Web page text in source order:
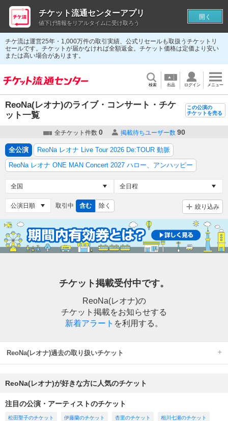
チケ流は運営25年・1,000万件の取引実績、公式リセールも取扱うチケットリ
セールです。チケットが届かなければ全額返金。チケット価格は定価より安い
または高い場合があります。
検索 出品 ログイン メニュー
ReoNa(レオナ)のライブ・コンサート・チケ
ット一覧
この公演の
チケットを売る
全チケット件数 0 掲載待ちユーザー数 90
全公演
ReoNa レオナ Live Tour 2026 De:TOUR 動脈
ReoNa レオナ ONE MAN Concert 2027 ハロー、アンハッピー
取引中 含む 除く 絞り込み
チケット掲載受付中です。
ReoNa(レオナ)の
チケット掲載をお知らせする
新着アラート を利用する。
ReoNa(レオナ)過去の取り扱いチケット
ReoNa(レオナ)が好きな方に人気のチケット
注目の公演・アーティストのチケット
松田聖子のチケット 伊藤蘭のチケット 杏里のチケット 相川七瀬のチケット
チケット流通センターアプリ
値下げ情報をリアルタイムに受け取ろう
開く